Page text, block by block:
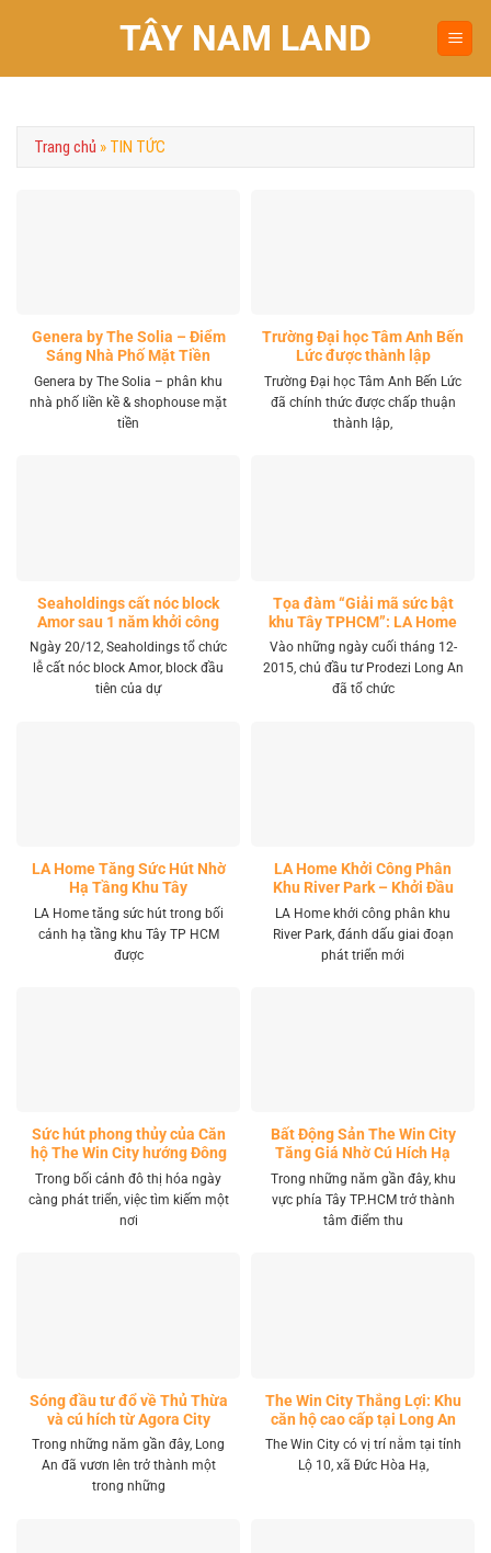
TÂY NAM LAND
Trang chủ » TIN TỨC
Genera by The Solia – Điểm
Sáng Nhà Phố Mặt Tiền
Vành Đai 4 Khu Tây
Genera by The Solia – phân khu
nhà phố liền kề & shophouse mặt
tiền
Trường Đại học Tâm Anh Bến
Lức được thành lập
Trường Đại học Tâm Anh Bến Lức
đã chính thức được chấp thuận
thành lập,
Seaholdings cất nóc block
Amor sau 1 năm khởi công
Ngày 20/12, Seaholdings tổ chức
lễ cất nóc block Amor, block đầu
tiên của dự
Tọa đàm “Giải mã sức bật
khu Tây TPHCM”: LA Home
khai mở tọa độ đầu tư mới
Vào những ngày cuối tháng 12-
2015, chủ đầu tư Prodezi Long An
đã tổ chức
LA Home Tăng Sức Hút Nhờ
Hạ Tầng Khu Tây
LA Home tăng sức hút trong bối
cảnh hạ tầng khu Tây TP HCM
được
LA Home Khởi Công Phân
Khu River Park – Khởi Đầu
Giai Đoạn Phát Triển Mới
LA Home khởi công phân khu
River Park, đánh dấu giai đoạn
phát triển mới
Sức hút phong thủy của Căn
hộ The Win City hướng Đông
Nam
Trong bối cảnh đô thị hóa ngày
càng phát triển, việc tìm kiếm một
nơi
Bất Động Sản The Win City
Tăng Giá Nhờ Cú Hích Hạ
Tầng
Trong những năm gần đây, khu
vực phía Tây TP.HCM trở thành
tâm điểm thu
Sóng đầu tư đổ về Thủ Thừa
và cú hích từ Agora City
Trong những năm gần đây, Long
An đã vươn lên trở thành một
trong những
The Win City Thắng Lợi: Khu
căn hộ cao cấp tại Long An
The Win City có vị trí nằm tại tỉnh
Lộ 10, xã Đức Hòa Hạ,